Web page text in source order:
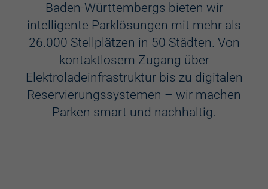
Videokameras
Schülerkunst
Behindertenstellplätze
Familienstellplätze
Baden-Württembergs bieten wir
intelligente Parklösungen mit mehr als
26.000 Stellplätzen in 50 Städten. Von
kontaktlosem Zugang über
Elektroladeinfrastruktur bis zu digitalen
Reservierungssystemen – wir machen
Parken smart und nachhaltig.